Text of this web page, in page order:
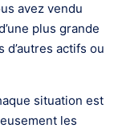
avez vendu
plus grande
actifs ou
situation est
les